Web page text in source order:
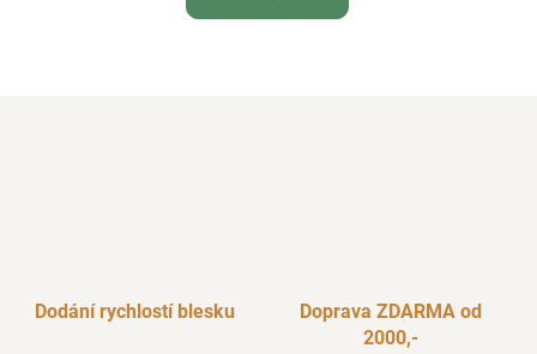
Dodání rychlostí blesku
Doprava ZDARMA od
2000,-